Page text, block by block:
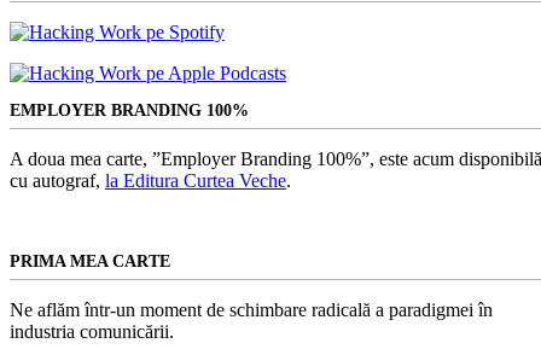
EMPLOYER BRANDING 100%
A doua mea carte, ”Employer Branding 100%”, este acum
cu autograf, la Editura Curtea Veche.
PRIMA MEA CARTE
Ne aflăm într-un moment de schimbare radicală a paradigmei în
industria comunicării.